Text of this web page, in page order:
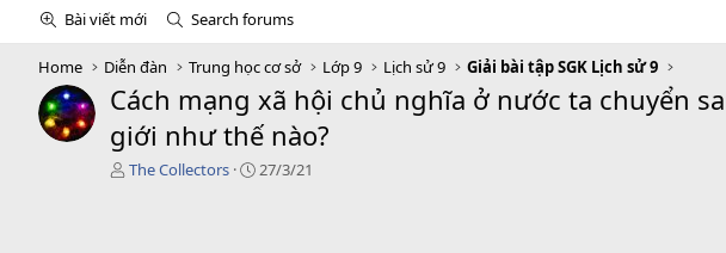
Bài viết mới Search forums
Home Diễn đàn Trung học cơ sở Lớp 9 Lịch sử 9 Giải bài tập SGK Lịch sử 9
Cách mạng xã hội chủ nghĩa ở nước ta chuyển
giới như thế nào?
T
The Collectors
C
27/3/21